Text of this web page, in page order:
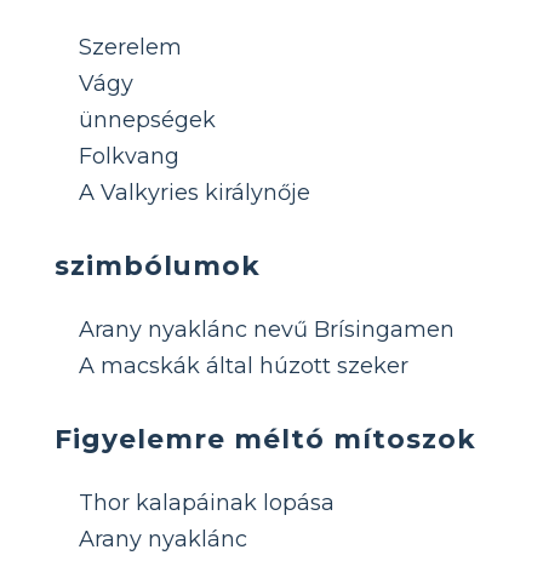
Szerelem
Vágy
ünnepségek
Folkvang
A Valkyries királynője
szimbólumok
Arany nyaklánc nevű Brísingamen
A macskák által húzott szeker
Figyelemre méltó mítoszok
Thor kalapáinak lopása
Arany nyaklánc